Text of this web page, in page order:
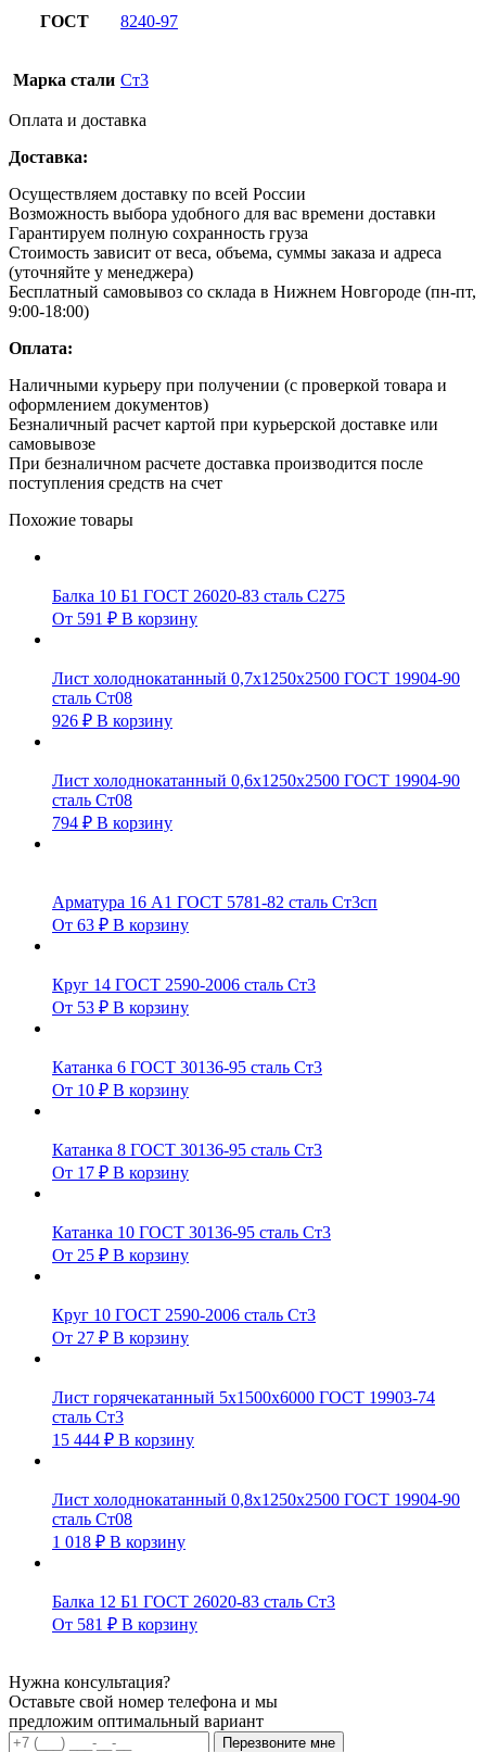
ГОСТ 8240-97
Марка стали Ст3
Оплата и доставка
Доставка:
Осуществляем доставку по всей России
Возможность выбора удобного для вас времени доставки
Гарантируем полную сохранность груза
Стоимость зависит от веса, объема, суммы заказа и адреса
(уточняйте у менеджера)
Бесплатный самовывоз со склада в Нижнем Новгороде (пн-пт,
9:00-18:00)
Оплата:
Наличными курьеру при получении (с проверкой товара и
оформлением документов)
Безналичный расчет картой при курьерской доставке или
самовывозе
При безналичном расчете доставка производится после
поступления средств на счет
Похожие товары
Балка 10 Б1 ГОСТ 26020-83 сталь С275
От 591 ₽ В корзину
Лист холоднокатанный 0,7х1250х2500 ГОСТ 19904-90
сталь Ст08
926 ₽ В корзину
Лист холоднокатанный 0,6х1250х2500 ГОСТ 19904-90
сталь Ст08
794 ₽ В корзину
Арматура 16 А1 ГОСТ 5781-82 сталь Ст3сп
От 63 ₽ В корзину
Круг 14 ГОСТ 2590-2006 сталь Ст3
От 53 ₽ В корзину
Катанка 6 ГОСТ 30136-95 сталь Ст3
От 10 ₽ В корзину
Катанка 8 ГОСТ 30136-95 сталь Ст3
От 17 ₽ В корзину
Катанка 10 ГОСТ 30136-95 сталь Ст3
От 25 ₽ В корзину
Круг 10 ГОСТ 2590-2006 сталь Ст3
От 27 ₽ В корзину
Лист горячекатанный 5х1500х6000 ГОСТ 19903-74
сталь Ст3
15 444 ₽ В корзину
Лист холоднокатанный 0,8х1250х2500 ГОСТ 19904-90
сталь Ст08
1 018 ₽ В корзину
Балка 12 Б1 ГОСТ 26020-83 сталь Ст3
От 581 ₽ В корзину
Нужна консультация?
Оставьте свой номер телефона и мы
предложим оптимальный вариант
Перезвоните мне